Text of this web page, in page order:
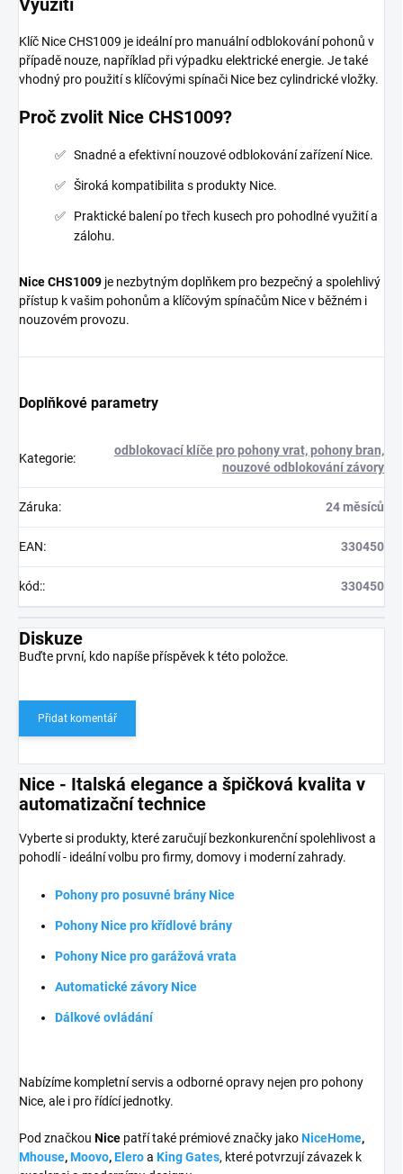
Využití
Klíč Nice CHS1009 je ideální pro manuální odblokování pohonů v
případě nouze, například při výpadku elektrické energie. Je také
vhodný pro použití s klíčovými spínači Nice bez cylindrické vložky.
Proč zvolit Nice CHS1009?
Snadné a efektivní nouzové odblokování zařízení Nice.
Široká kompatibilita s produkty Nice.
Praktické balení po třech kusech pro pohodlné využití a
zálohu.
Nice CHS1009 je nezbytným doplňkem pro bezpečný a spolehlivý
přístup k vašim pohonům a klíčovým spínačům Nice v běžném i
nouzovém provozu.
Doplňkové parametry
Kategorie:
odblokovací klíče pro pohony vrat, pohony bran,
nouzové odblokování závory
Záruka: 24 měsíců
EAN: 330450
kód:: 330450
Diskuze
Buďte první, kdo napíše příspěvek k této položce.
Přidat komentář
Nice - Italská elegance a špičková kvalita v
automatizační technice
Vyberte si produkty, které zaručují bezkonkurenční spolehlivost a
pohodlí - ideální volbu pro firmy, domovy i moderní zahrady.
Pohony pro posuvné brány Nice
Pohony Nice pro křídlové brány
Pohony Nice pro garážová vrata
Automatické závory Nice
Dálkové ovládání
Nabízíme kompletní servis a odborné opravy nejen pro pohony
Nice, ale i pro řídící jednotky.
Pod značkou Nice patří také prémiové značky jakoNiceHome,
Mhouse,Moovo,Eleroa King Gates, které potvrzují závazek k